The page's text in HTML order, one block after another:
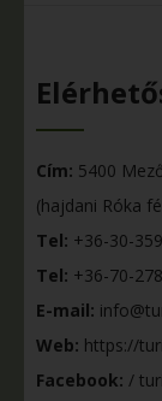
Cím: 5400
(hajdani Róka
Tel: +36-30-
Tel: +36-70-
E-mail:
Web: https://
Facebook: /